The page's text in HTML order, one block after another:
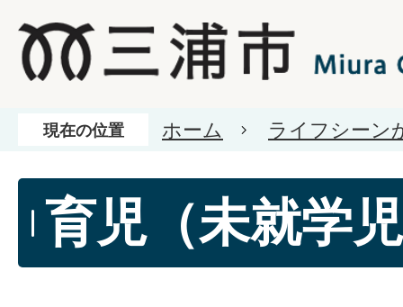
現在の位置 ホーム ライフシーン
育児（未就学